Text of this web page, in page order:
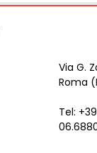
Via G.
Roma
Tel: